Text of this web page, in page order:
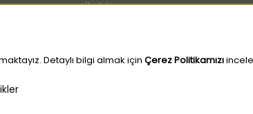
İletişim
Detaylı bilgi almak için Çerez Politikamızı